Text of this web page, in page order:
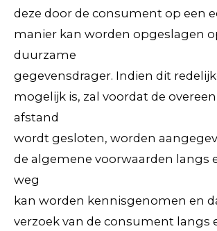
deze door de consument op een
manier kan worden opgeslagen
duurzame
gegevensdrager. Indien dit
mogelijk is, zal voordat de
afstand
wordt gesloten, worden
de algemene voorwaarden langs
weg
kan worden kennisgenomen en
verzoek van de consument langs